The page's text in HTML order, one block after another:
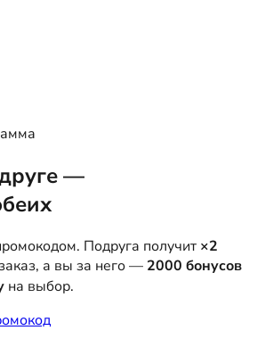
—
Подруга получит ×2
а вы за него — 2000 бонусов
на выбор.